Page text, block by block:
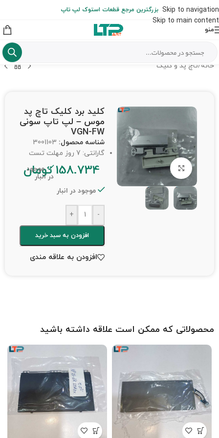
Skip to navigation
Skip to main content
از شهرستان به عهده مشتری است)
بزرگترین مرجع قطعات استوک لپ تاپ
منو
خانه /تاچ پد و کلیک
برای بزرگنمایی کلیک کنید
کلید برد کلیک تاچ پد
موس – لپ تاپ سونی
VGN-FW
شناسه محصول: 3001103
گارانتی: 7 روز مهلت تست
158.734 تومان
موجود
در انبار
موجود در انبار
-
+
افزودن به سبد خرید
افزودن به علاقه مندی
محصولاتی که ممکن است علاقه داشته باشید